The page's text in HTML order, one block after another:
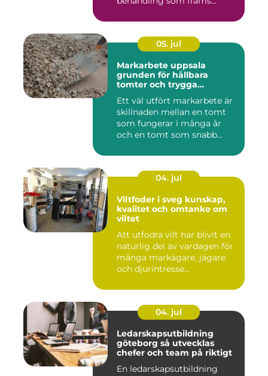
05. jul
Markarbete uppsala
grunden för hållbara
tomter och trygga
Ett väl utfört markarbete är
skillnaden mellan en tomt
som fungerar i många år
och en tomt som snabb...
04. jul
Viltfoder i sveg kunskap,
kvalitet och omtanke om
viltet
Att utfodra vilt har blivit en
naturlig del av vardagen för
många markägare, jägare
och djurintresse...
04. jul
Ledarskapsutbildning
göteborg så utvecklas
chefer och team på riktigt
En ledarskapsutbildning